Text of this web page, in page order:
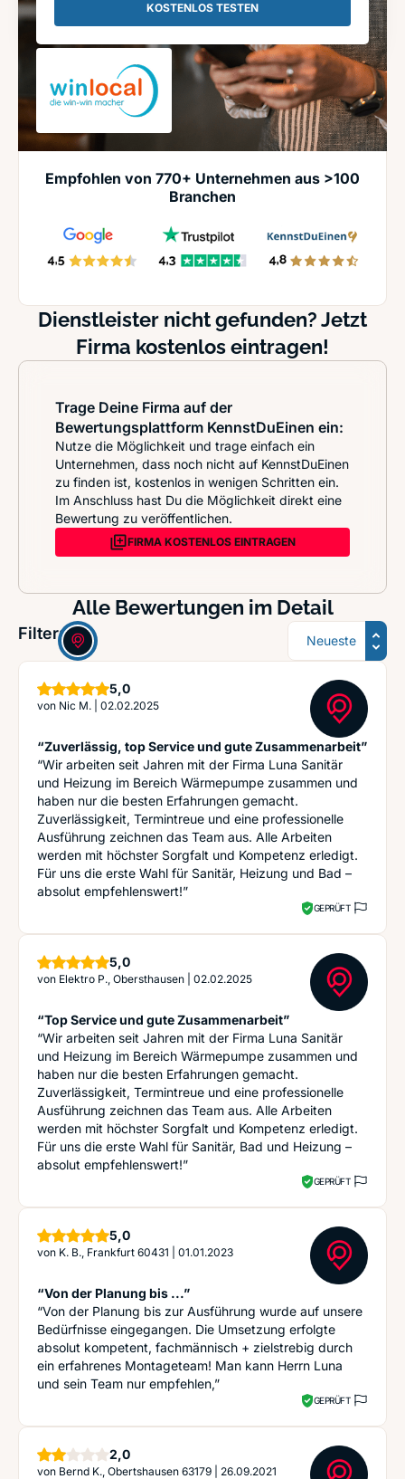
KOSTENLOS TESTEN
Empfohlen von 770+ Unternehmen aus >100
Branchen
Dienstleister nicht gefunden? Jetzt
Firma kostenlos eintragen!
Trage Deine Firma auf der
Bewertungsplattform KennstDuEinen ein:
Nutze die Möglichkeit und trage einfach ein
Unternehmen, dass noch nicht auf KennstDuEinen
zu finden ist, kostenlos in wenigen Schritten ein.
Im Anschluss hast Du die Möglichkeit direkt eine
Bewertung zu veröffentlichen.
FIRMA KOSTENLOS EINTRAGEN
Alle Bewertungen im Detail
Filter: Sortierung
5,0Sterne
von Nic M. 02.02.2025
“Zuverlässig, top Service und gute Zusammenarbeit”
“Wir arbeiten seit Jahren mit der Firma Luna Sanitär
und Heizung im Bereich Wärmepumpe zusammen und
haben nur die besten Erfahrungen gemacht.
Zuverlässigkeit, Termintreue und eine professionelle
Ausführung zeichnen das Team aus. Alle Arbeiten
werden mit höchster Sorgfalt und Kompetenz erledigt.
Für uns die erste Wahl für Sanitär, Heizung und Bad –
absolut empfehlenswert!”
GEPRÜFT
5,0Sterne
von Elektro P., Obersthausen 02.02.2025
“Top Service und gute Zusammenarbeit”
“Wir arbeiten seit Jahren mit der Firma Luna Sanitär
und Heizung im Bereich Wärmepumpe zusammen und
haben nur die besten Erfahrungen gemacht.
Zuverlässigkeit, Termintreue und eine professionelle
Ausführung zeichnen das Team aus. Alle Arbeiten
werden mit höchster Sorgfalt und Kompetenz erledigt.
Für uns die erste Wahl für Sanitär, Bad und Heizung –
absolut empfehlenswert!”
GEPRÜFT
5,0Sterne
von K. B., Frankfurt 60431 01.01.2023
“Von der Planung bis ...”
“Von der Planung bis zur Ausführung wurde auf unsere
Bedürfnisse eingegangen. Die Umsetzung erfolgte
absolut kompetent, fachmännisch + zielstrebig durch
ein erfahrenes Montageteam! Man kann Herrn Luna
und sein Team nur empfehlen,”
GEPRÜFT
2,0Sterne
von Bernd K., Obertshausen 63179 26.09.2021